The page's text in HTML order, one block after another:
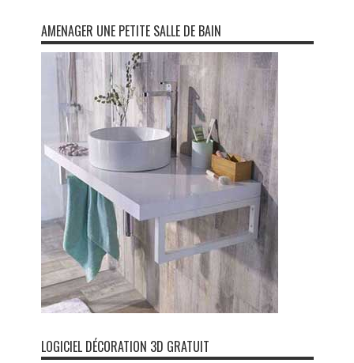
AMENAGER UNE PETITE SALLE DE BAIN
LOGICIEL DÉCORATION 3D GRATUIT